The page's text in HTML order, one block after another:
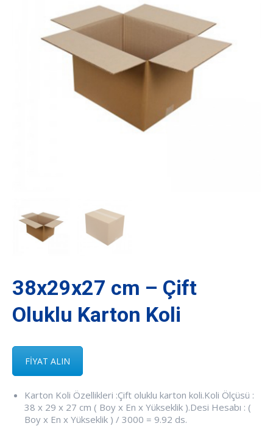
38x29x27 cm – Çift
Oluklu Karton Koli
FİYAT ALIN
Karton Koli Özellikleri :Çift oluklu karton koli.Koli Ölçüsü :
38 x 29 x 27 cm ( Boy x En x Yükseklik ).Desi Hesabı : (
Boy x En x Yükseklik ) / 3000 = 9.92 ds.